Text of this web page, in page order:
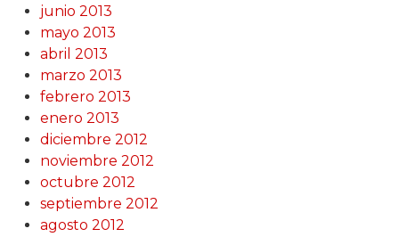
junio 2013
mayo 2013
abril 2013
marzo 2013
febrero 2013
enero 2013
diciembre 2012
noviembre 2012
octubre 2012
septiembre 2012
agosto 2012